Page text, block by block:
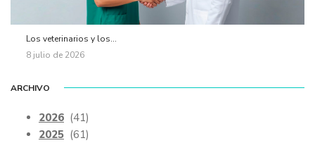
Los veterinarios y los...
8 julio de 2026
ARCHIVO
2026 (41)
2025 (61)